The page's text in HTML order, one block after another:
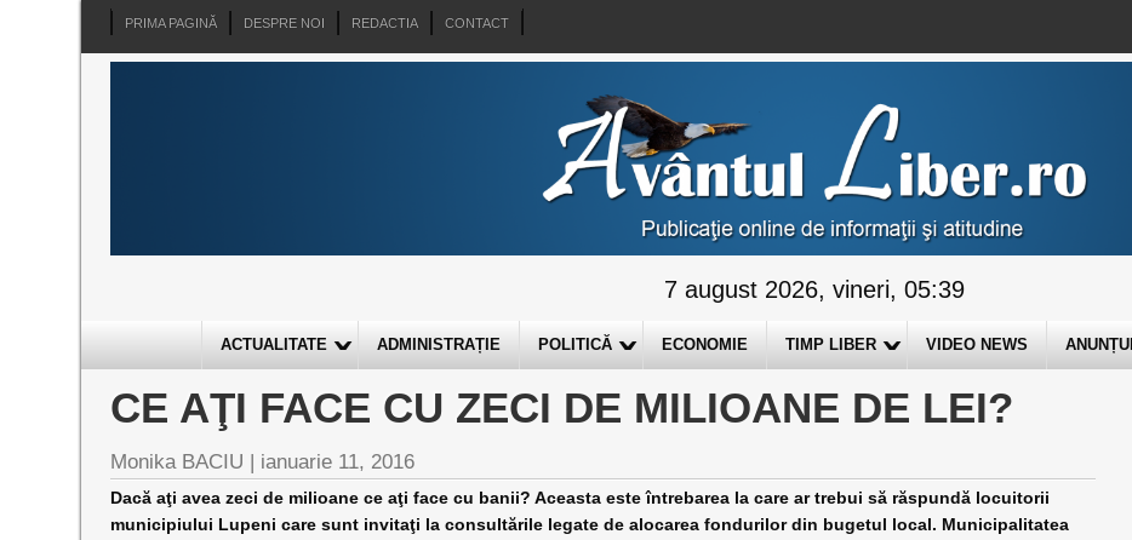
PRIMA PAGINĂ DESPRE NOI REDACTIA CONTACT
7 august 2026, vineri, 05:39
ACTUALITATE ADMINISTRAȚIE POLITICĂ ECONOMIE TIMP LIBER VIDEO NEWS
CE AŢI FACE CU ZECI DE MILIOANE DE LEI?
Monika BACIU | ianuarie 11, 2016
Dacă aţi avea zeci de milioane ce aţi face cu banii? Aceasta este întrebarea la care ar trebui să răspundă locuitorii
municipiului Lupeni care sunt invitaţi la consultările legate de alocarea fondurilor din bugetul local. Municipalitatea